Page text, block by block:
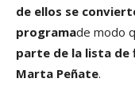
de ellos se
programade modo
parte de la lista de
Marta Peñate.